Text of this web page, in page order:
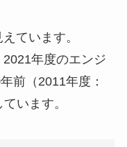
ています。
年度のエンジ
前（2011年度：
います。